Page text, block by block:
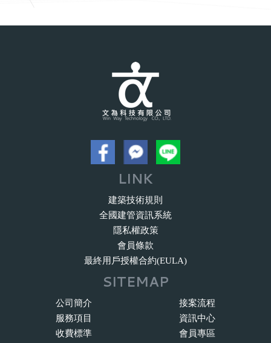
LINK
建築技術規則
全國建管資訊系統
隱私權政策
會員條款
最終用戶授權合約(EULA)
SITEMAP
公司簡介
服務項目
收費標準
接案流程
資訊中心
會員專區